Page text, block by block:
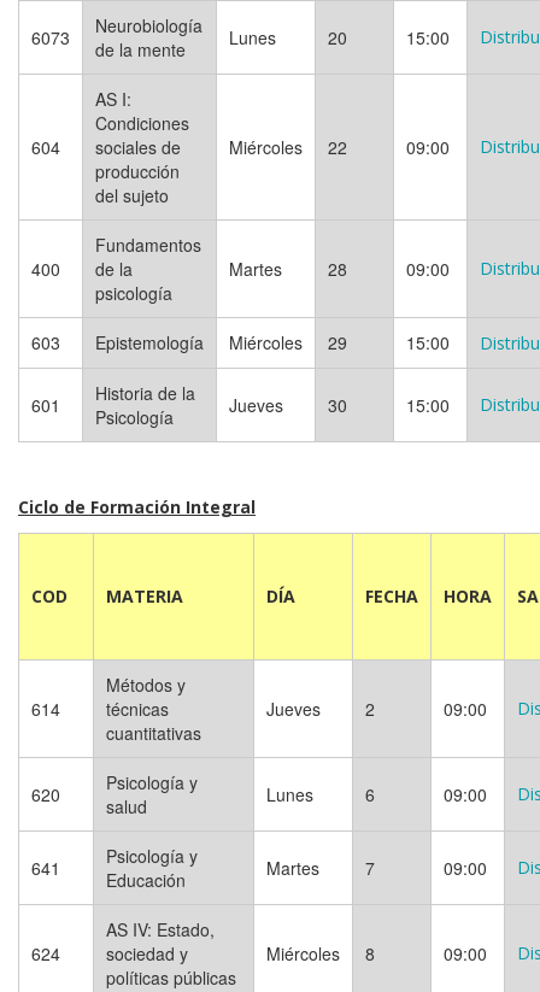
6073
Neurobiología
de la mente
Lunes 20 15:00
604
AS I:
Condiciones
sociales de
producción
del sujeto
Miércoles 22 09:00
400
Fundamentos
de la
psicología
Martes 28 09:00
603 Epistemología Miércoles 29 15:00
601
Historia de la
Psicología
Jueves 30 15:00
Ciclo de Formación Integral
COD MATERIA DÍA FECHA HORA
614
Métodos y
técnicas
cuantitativas
Jueves 2 09:00
620
Psicología y
salud
Lunes 6 09:00
641
Psicología y
Educación
Martes 7 09:00
624
AS IV: Estado,
sociedad y
políticas públicas
Miércoles 8 09:00